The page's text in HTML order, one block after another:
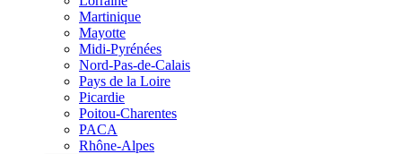
Martinique
Mayotte
Midi-Pyrénées
Nord-Pas-de-Calais
Pays de la Loire
Picardie
Poitou-Charentes
PACA
Rhône-Alpes